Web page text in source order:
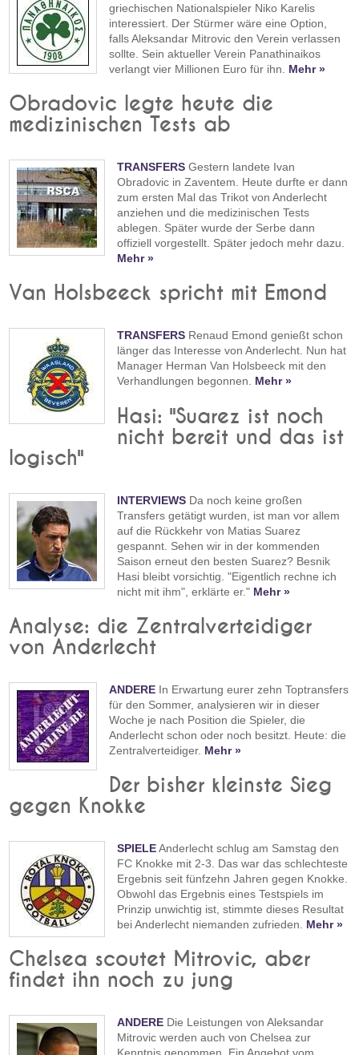
griechischen Nationalspieler Niko Karelis
interessiert. Der Stürmer wäre eine Option,
falls Aleksandar Mitrovic den Verein verlassen
sollte. Sein aktueller Verein Panathinaikos
verlangt vier Millionen Euro für ihn. Mehr »
Obradovic legte heute die
medizinischen Tests ab
TRANSFERS Gestern landete Ivan
Obradovic in Zaventem. Heute durfte er dann
zum ersten Mal das Trikot von Anderlecht
anziehen und die medizinischen Tests
ablegen. Später wurde der Serbe dann
offiziell vorgestellt. Später jedoch mehr dazu.
Mehr »
Van Holsbeeck spricht mit Emond
TRANSFERS Renaud Emond genießt schon
länger das Interesse von Anderlecht. Nun hat
Manager Herman Van Holsbeeck mit den
Verhandlungen begonnen. Mehr »
Hasi: "Suarez ist noch
nicht bereit und das ist
logisch"
INTERVIEWS Da noch keine großen
Transfers getätigt wurden, ist man vor allem
auf die Rückkehr von Matias Suarez
gespannt. Sehen wir in der kommenden
Saison erneut den besten Suarez? Besnik
Hasi bleibt vorsichtig. "Eigentlich rechne ich
nicht mit ihm", erklärte er." Mehr »
Analyse: die Zentralverteidiger
von Anderlecht
ANDERE In Erwartung eurer zehn Toptransfers
für den Sommer, analysieren wir in dieser
Woche je nach Position die Spieler, die
Anderlecht schon oder noch besitzt. Heute: die
Zentralverteidiger. Mehr »
Der bisher kleinste Sieg
gegen Knokke
SPIELEAnderlecht schlug am Samstag den
FC Knokke mit 2-3. Das war das schlechteste
Ergebnis seit fünfzehn Jahren gegen Knokke.
Obwohl das Ergebnis eines Testspiels im
Prinzip unwichtig ist, stimmte dieses Resultat
bei Anderlecht niemanden zufrieden. Mehr »
Chelsea scoutet Mitrovic, aber
findet ihn noch zu jung
ANDERE Die Leistungen von Aleksandar
Mitrovic werden auch von Chelsea zur